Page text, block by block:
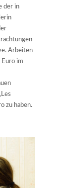
der in
Arbeiten
im
zu haben.